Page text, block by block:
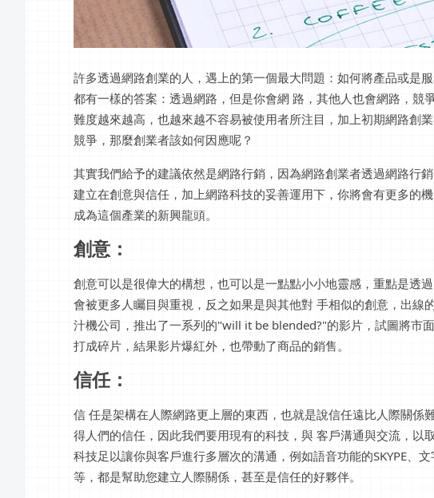
許多透過網路創業的人，遇上的第一個最大問題：如何將產品或是
都有一樣的答案：透過網路，但是你會網 路，其他人也會網路，競
難度越來越高，也越來越不容易被使用者所注目，加上初期網路創
競爭，那麼創業者該如何因應呢？
其實我們給予的建議依然是網路行銷，因為網路創業者透過網路行
建立在創意與信任，加上網路科技的妥善運用下，你將會有更多的
成為這個產業的新興龍頭。
創意：
創意可以是很偉大的構想，也可以是一點點小小地靈感，重點是透
會被更多人矚目與重視，反之如果是與其他對 手相似的創意，出
汁機公司，推出了一系列的"will it be blended?"的影片，試圖將市
打成碎片，結果影片爆紅外，也帶動了商品的銷售。
信任：
信 任是架構在人際網路更上層的東西，也就是說信任遠比人際關係
得人們的信任，因此我們要用現有的科技，與 客戶溝通與交流，以
科技足以讓你與客戶進行多層次的溝通，例如語音功能的SKYPE、
等，都是幫助您建立人際關係，甚至是信任的好夥伴。